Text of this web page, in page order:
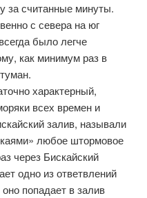
за считанные минуты.
с севера на юг
было легче
как минимум раз в
характерный,
всех времен и
залив, называли
любое штормовое
через Бискайский
одно из ответвлений
попадает в залив